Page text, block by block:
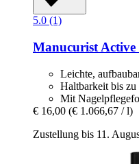
5.0 (1)
Manucurist
Leichte,
Haltbarkeit bis zu
Mit
€ 16,00 (€ 1.066,67 / l)
Zustellung bis 11.